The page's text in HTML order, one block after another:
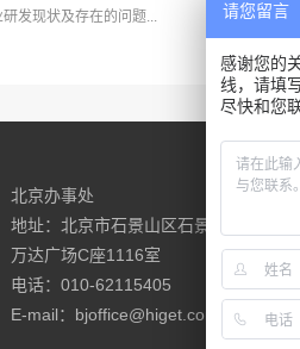
研发现状及存在的问题...
北京办事处
地址：北京市石景山区石景山路18号
万达广场C座1116室
电话：010-62115405
E-mail：bjoffice@higet.com.cn
请您留言
感谢您的
线，请填
尽快和您